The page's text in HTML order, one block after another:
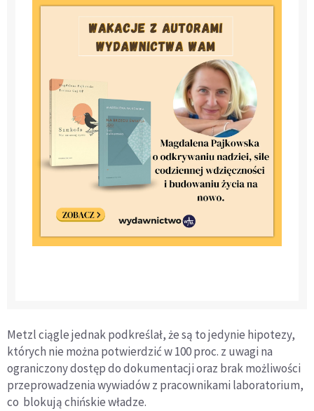
Metzl ciągle jednak podkreślał, że są to jedynie hipotezy,
których nie można potwierdzić w 100 proc. z uwagi na
ograniczony dostęp do dokumentacji oraz brak możliwości
przeprowadzenia wywiadów z pracownikami laboratorium,
co blokują chińskie władze.